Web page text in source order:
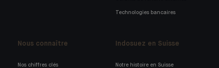
Technologies bancaires
Nous connaître
Nos chiffres clés
Indosuez en Suisse
Notre histoire en Suisse